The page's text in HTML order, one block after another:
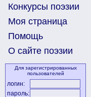
Конкурсы поэзии
Моя страница
Помощь
О сайте поэзии
Для зарегистрированных
пользователей
логин:
пароль: